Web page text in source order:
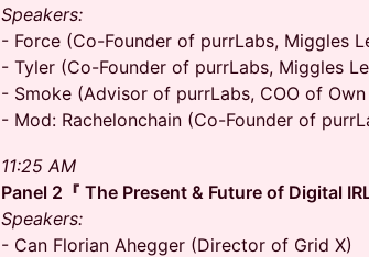
Speakers:
- Force (Co-Founder of purrLabs, Miggles
- Tyler (Co-Founder of purrLabs, Miggles
- Smoke (Advisor of purrLabs, COO of
- Mod: Rachelonchain (Co-Founder of
11:25 AM
Panel 2『 The Present & Future of Digital IRL
Speakers:
- Can Florian Ahegger (Director of Grid X)